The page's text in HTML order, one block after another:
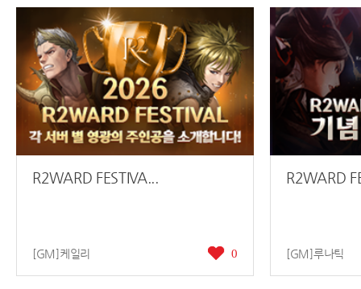
R2WARD FESTIVA...
[GM]케일리 0
R2WARD
[GM]루나틱